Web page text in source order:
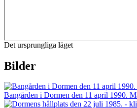
Det ursprungliga läget
Bilder
Bangården i Dormen den 11 april 1990.